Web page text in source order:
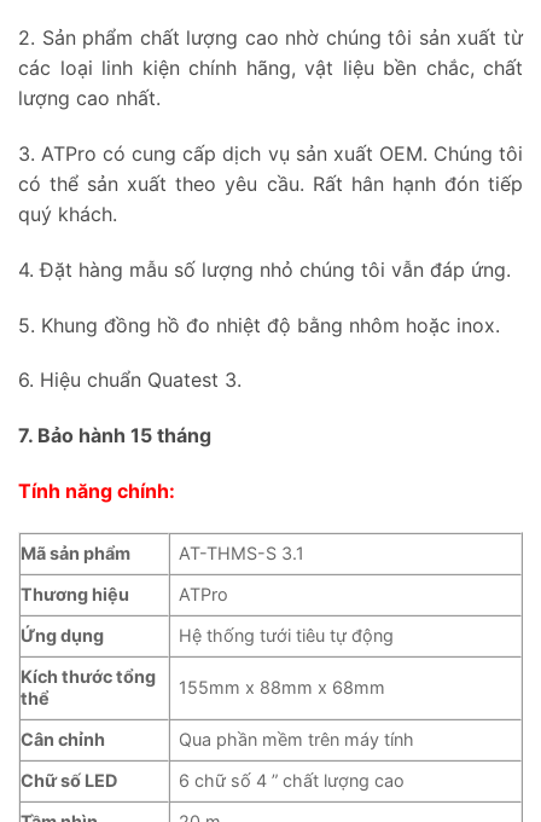
2. Sản phẩm chất lượng cao nhờ chúng tôi sản xuất từ
các loại linh kiện chính hãng, vật liệu bền chắc, chất
lượng cao nhất.
3. ATPro có cung cấp dịch vụ sản xuất OEM. Chúng tôi
có thể sản xuất theo yêu cầu. Rất hân hạnh đón tiếp
quý khách.
4. Đặt hàng mẫu số lượng nhỏ chúng tôi vẫn đáp ứng.
5. Khung đồng hồ đo nhiệt độ bằng nhôm hoặc inox.
6. Hiệu chuẩn Quatest 3.
7. Bảo hành 15 tháng
Tính năng chính:
Mã sản phẩm
AT-THMS-S 3.1
Thương hiệu
ATPro
Ứng dụng
Hệ thống tưới tiêu tự động
Kích thước tổng
thể
155mm x 88mm x 68mm
Cân chỉnh
Qua phần mềm trên máy tính
Chữ số LED
6 chữ số 4 ” chất lượng cao